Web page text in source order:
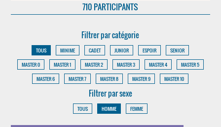
710 PARTICIPANTS
Filtrer par catégorie
TOUS MINIME CADET JUNIOR ESPOIR
SENIOR
MASTER 0
MASTER 1 MASTER 2 MASTER 3 MASTER 4
MASTER 5
MASTER 6
MASTER 7 MASTER 8 MASTER 9 MASTER 10
Filtrer par sexe
TOUS HOMME FEMME